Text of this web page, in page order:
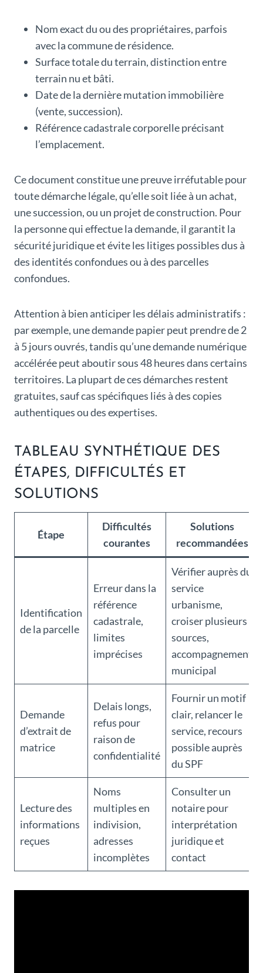
Nom exact du ou des propriétaires, parfois
avec la commune de résidence.
Surface totale du terrain, distinction entre
terrain nu et bâti.
Date de la dernière mutation immobilière
(vente, succession).
Référence cadastrale corporelle précisant
l’emplacement.
Ce document constitue une preuve irréfutable pour
toute démarche légale, qu’elle soit liée à un achat,
une succession, ou un projet de construction. Pour
la personne qui effectue la demande, il garantit la
sécurité juridique et évite les litiges possibles dus à
des identités confondues ou à des parcelles
confondues.
Attention à bien anticiper les délais administratifs :
par exemple, une demande papier peut prendre de 2
à 5 jours ouvrés, tandis qu’une demande numérique
accélérée peut aboutir sous 48 heures dans certains
territoires. La plupart de ces démarches restent
gratuites, sauf cas spécifiques liés à des copies
authentiques ou des expertises.
TABLEAU SYNTHÉTIQUE DES
ÉTAPES, DIFFICULTÉS ET
SOLUTIONS
Étape
Difficultés
courantes
Solutions
recommandées
Identification
de la parcelle
Erreur dans la
référence
cadastrale,
limites
imprécises
Vérifier auprès du
service
urbanisme,
croiser plusieurs
sources,
accompagnement
municipal
Demande
d’extrait de
matrice
Delais longs,
refus pour
raison de
confidentialité
Fournir un motif
clair, relancer le
service, recours
possible auprès
du SPF
Lecture des
informations
reçues
Noms
multiples en
indivision,
adresses
incomplètes
Consulter un
notaire pour
interprétation
juridique et
contact